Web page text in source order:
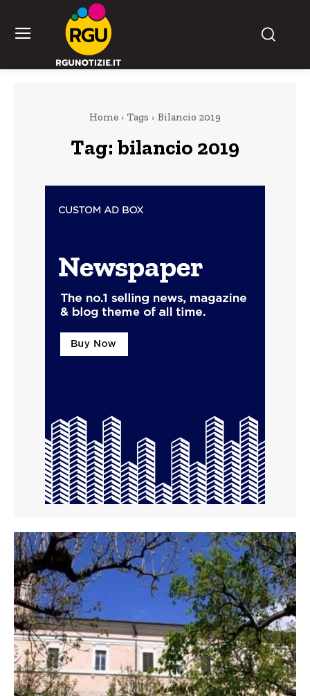
Home Tags Bilancio 2019
Tag: bilancio 2019